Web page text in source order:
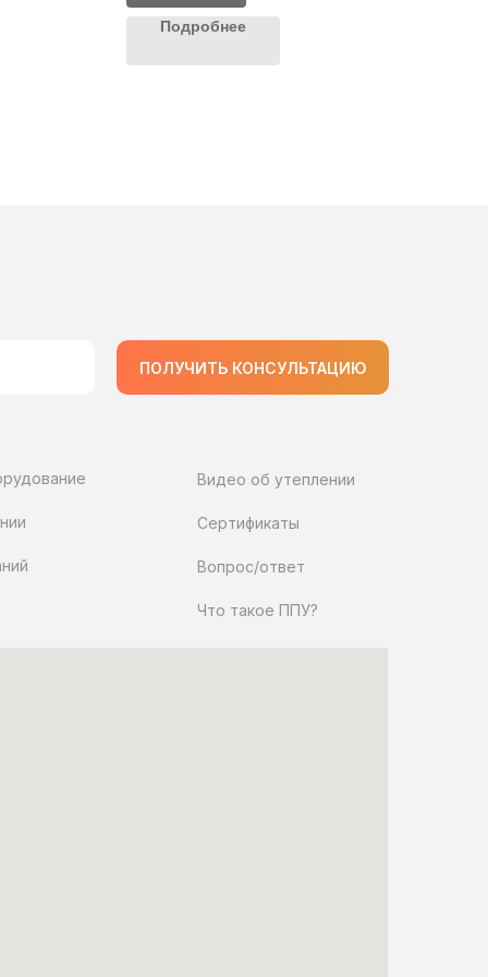
Подробнее
Что такое ППУ?
Вопрос/ответ
Сертификаты
Видео об утеплении
ПОЛУЧИТЬ КОНСУЛЬТАЦИЮ